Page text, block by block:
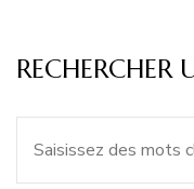
RECHERCHER